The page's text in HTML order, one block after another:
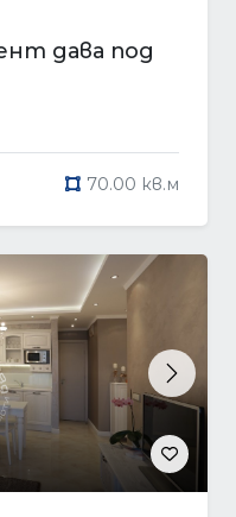
дава под
70.00 кв.м
Next